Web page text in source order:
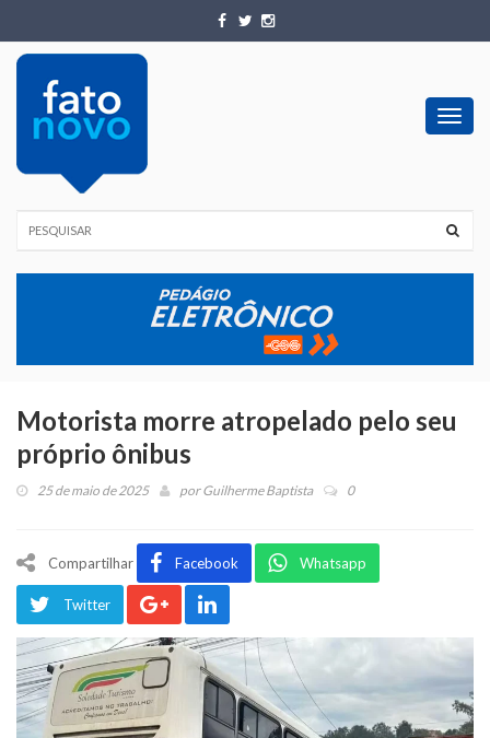
Motorista morre atropelado pelo seu
próprio ônibus
25 de maio de 2025 porGuilherme Baptista 0
Compartilhar Facebook Whatsapp
Twitter